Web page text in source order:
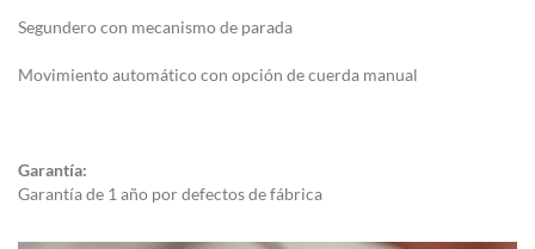
Segundero con mecanismo de parada
Movimiento automático con opción de cuerda manual
Garantía:
Garantía de 1 año por defectos de fábrica